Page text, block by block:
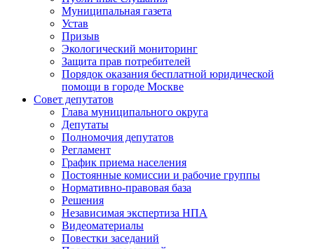
Муниципальная газета
Устав
Призыв
Экологический мониторинг
Защита прав потребителей
Порядок оказания бесплатной юридической
помощи в городе Москве
Совет депутатов
Глава муниципального округа
Депутаты
Полномочия депутатов
Регламент
График приема населения
Постоянные комиссии и рабочие группы
Нормативно-правовая база
Решения
Независимая экспертиза НПА
Видеоматериалы
Повестки заседаний